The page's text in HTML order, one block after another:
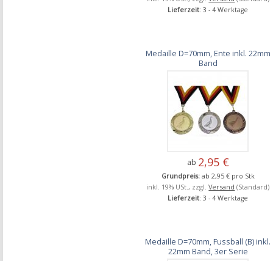
Lieferzeit: 3 - 4 Werktage
Medaille D=70mm, Ente inkl. 22mm
Band
ab 2,95 €
Grundpreis: ab 2,95 € pro Stk
inkl. 19% USt., zzgl.Versand (Standard)
Lieferzeit: 3 - 4 Werktage
Medaille D=70mm, Fussball (B) inkl.
22mm Band, 3er Serie